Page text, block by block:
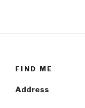
FIND ME
Address